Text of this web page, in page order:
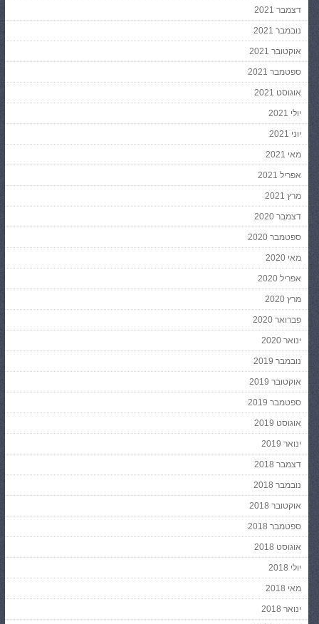
דצמבר 2021
נובמבר 2021
אוקטובר 2021
ספטמבר 2021
אוגוסט 2021
יולי 2021
יוני 2021
מאי 2021
אפריל 2021
מרץ 2021
דצמבר 2020
ספטמבר 2020
מאי 2020
אפריל 2020
מרץ 2020
פברואר 2020
ינואר 2020
נובמבר 2019
אוקטובר 2019
ספטמבר 2019
אוגוסט 2019
ינואר 2019
דצמבר 2018
נובמבר 2018
אוקטובר 2018
ספטמבר 2018
אוגוסט 2018
יולי 2018
מאי 2018
ינואר 2018